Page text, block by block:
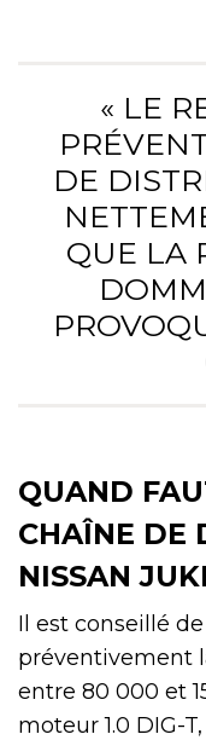
« LE
DE
QUE LA
QUAND
CHAÎNE DE
NISSAN
Il est conseillé
préventivement
entre 80 000 et
moteur 1.0 DIG-